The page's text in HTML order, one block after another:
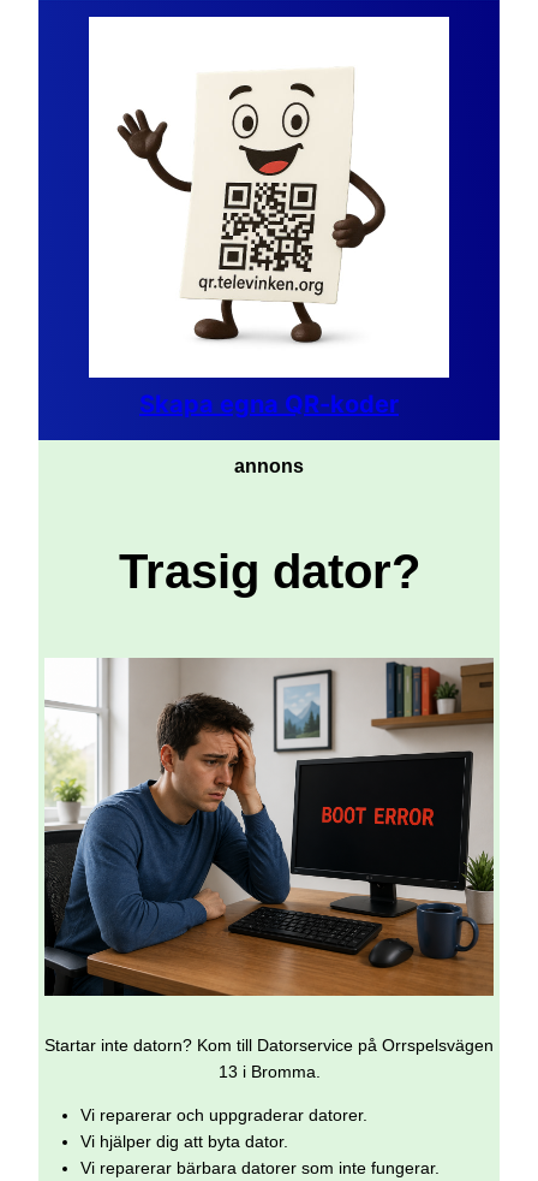
Skapa egna QR-koder
annons
Trasig dator?
Startar inte datorn? Kom till Datorservice på Orrspelsvägen
13 i Bromma.
Vi reparerar och uppgraderar datorer.
Vi hjälper dig att byta dator.
Vi reparerar bärbara datorer som inte fungerar.